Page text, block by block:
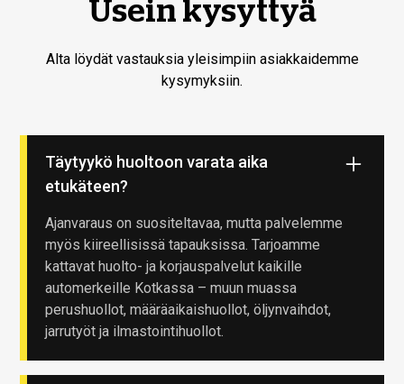
Usein kysyttyä
Alta löydät vastauksia yleisimpiin asiakkaidemme
kysymyksiin.
Täytyykö huoltoon varata aika
etukäteen?
Ajanvaraus on suositeltavaa, mutta palvelemme
myös kiireellisissä tapauksissa. Tarjoamme
kattavat huolto- ja korjauspalvelut kaikille
automerkeille Kotkassa – muun muassa
perushuollot, määräaikaishuollot, öljynvaihdot,
jarrutyöt ja ilmastointihuollot.